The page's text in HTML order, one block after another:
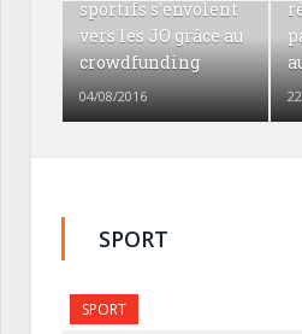
sportifs s’envolent
vers les JO grâce au
crowdfunding
04/08/2016
SPORT
SPORT